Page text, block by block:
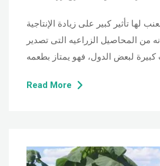
لها تأثير كبير على زيادة الإنتاجية
من المحاصيل الزراعيه التى تصدير
Read More